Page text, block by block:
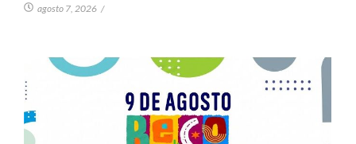
agosto 7, 2026 /